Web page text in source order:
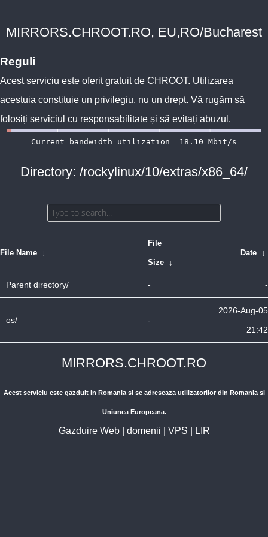
MIRRORS.CHROOT.RO, EU,RO/Bucharest
Reguli
Acest serviciu este oferit gratuit de CHROOT. Utilizarea
acestuia constituie un privilegiu, nu un drept. Vă rugăm să
folosiți serviciul cu responsabilitate și să evitați abuzul.
Directory: /rockylinux/10/extras/x86_64/
File Name ↓
File
Size ↓
Date ↓
Parent directory/ - -
os/ -
2026-Aug-05
21:42
MIRRORS.CHROOT.RO
Acest serviciu este gazduit in Romania si se adreseaza utilizatorilor din Romania si
Uniunea Europeana.
Gazduire Web| domenii VPS LIR